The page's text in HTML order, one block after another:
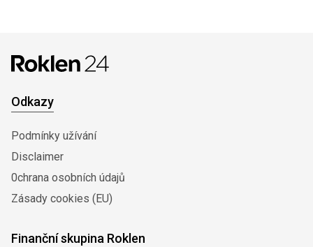
Odkazy
Podmínky užívání
Disclaimer
0chrana osobních údajů
Zásady cookies (EU)
Finanční skupina Roklen